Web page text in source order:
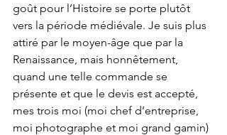
goût pour l’Histoire se porte plutôt
vers la période médiévale. Je suis plus
attiré par le moyen-âge que par la
Renaissance, mais honnêtement,
quand une telle commande se
présente et que le devis est accepté,
mes trois moi (moi chef d’entreprise,
moi photographe et moi grand gamin)